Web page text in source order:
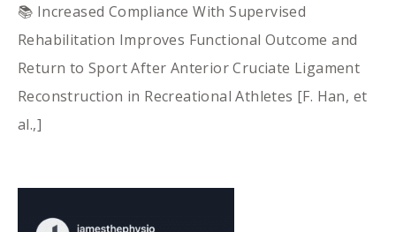
📚 Increased Compliance With Supervised
Rehabilitation Improves Functional Outcome and
Return to Sport After Anterior Cruciate Ligament
Reconstruction in Recreational Athletes [F. Han, et
al.,]